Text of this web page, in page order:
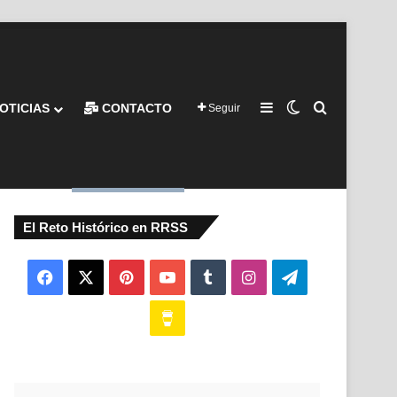
CONTACTO Seguir Barra lateral
Switch skin
El Reto Histórico en RRSS
Facebook PinterestYouTubeTumblrInstagramTelegram